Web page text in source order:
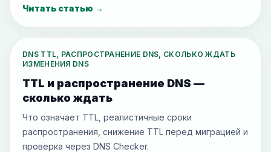
Читать статью →
DNS TTL, РАСПРОСТРАНЕНИЕ DNS, СКОЛЬКО ЖДАТЬ
ИЗМЕНЕНИЯ DNS
TTL и распространение DNS —
сколько ждать
Что означает TTL, реалистичные сроки
распространения, снижение TTL перед миграцией и
проверка через DNS Checker.